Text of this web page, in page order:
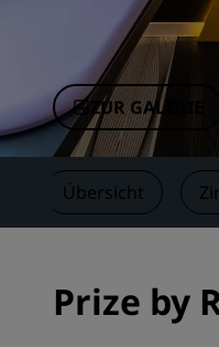
ZUR GALERIE
Übersicht
Prize by